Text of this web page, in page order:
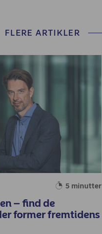
FLERE ARTIKLER
5 minutter
– find de
former fremtidens